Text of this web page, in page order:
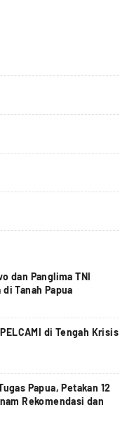
dan Panglima TNI
Tanah Papua
di Tengah Krisis
Papua, Petakan 12
Rekomendasi dan